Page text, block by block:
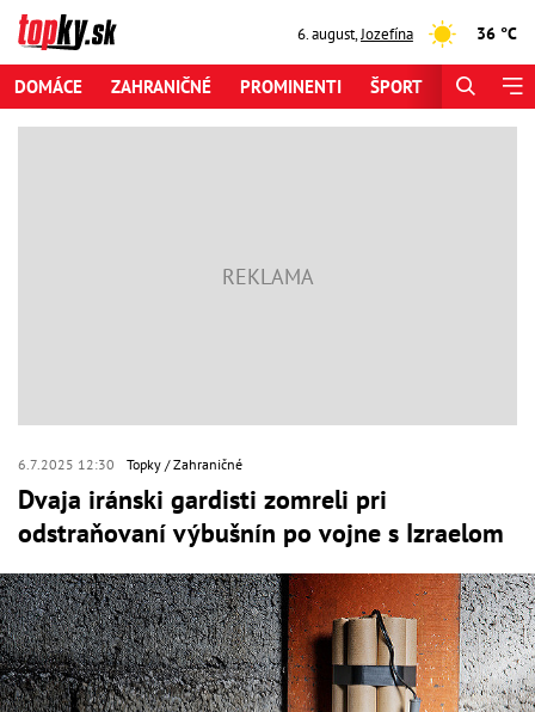
6. august,Jozefína 36 °C
DOMÁCE ZAHRANIČNÉ PROMINENTI ŠPORT
6.7.2025 12:30 Topky Zahraničné
Dvaja iránski gardisti zomreli pri
odstraňovaní výbušnín po vojne s Izraelom